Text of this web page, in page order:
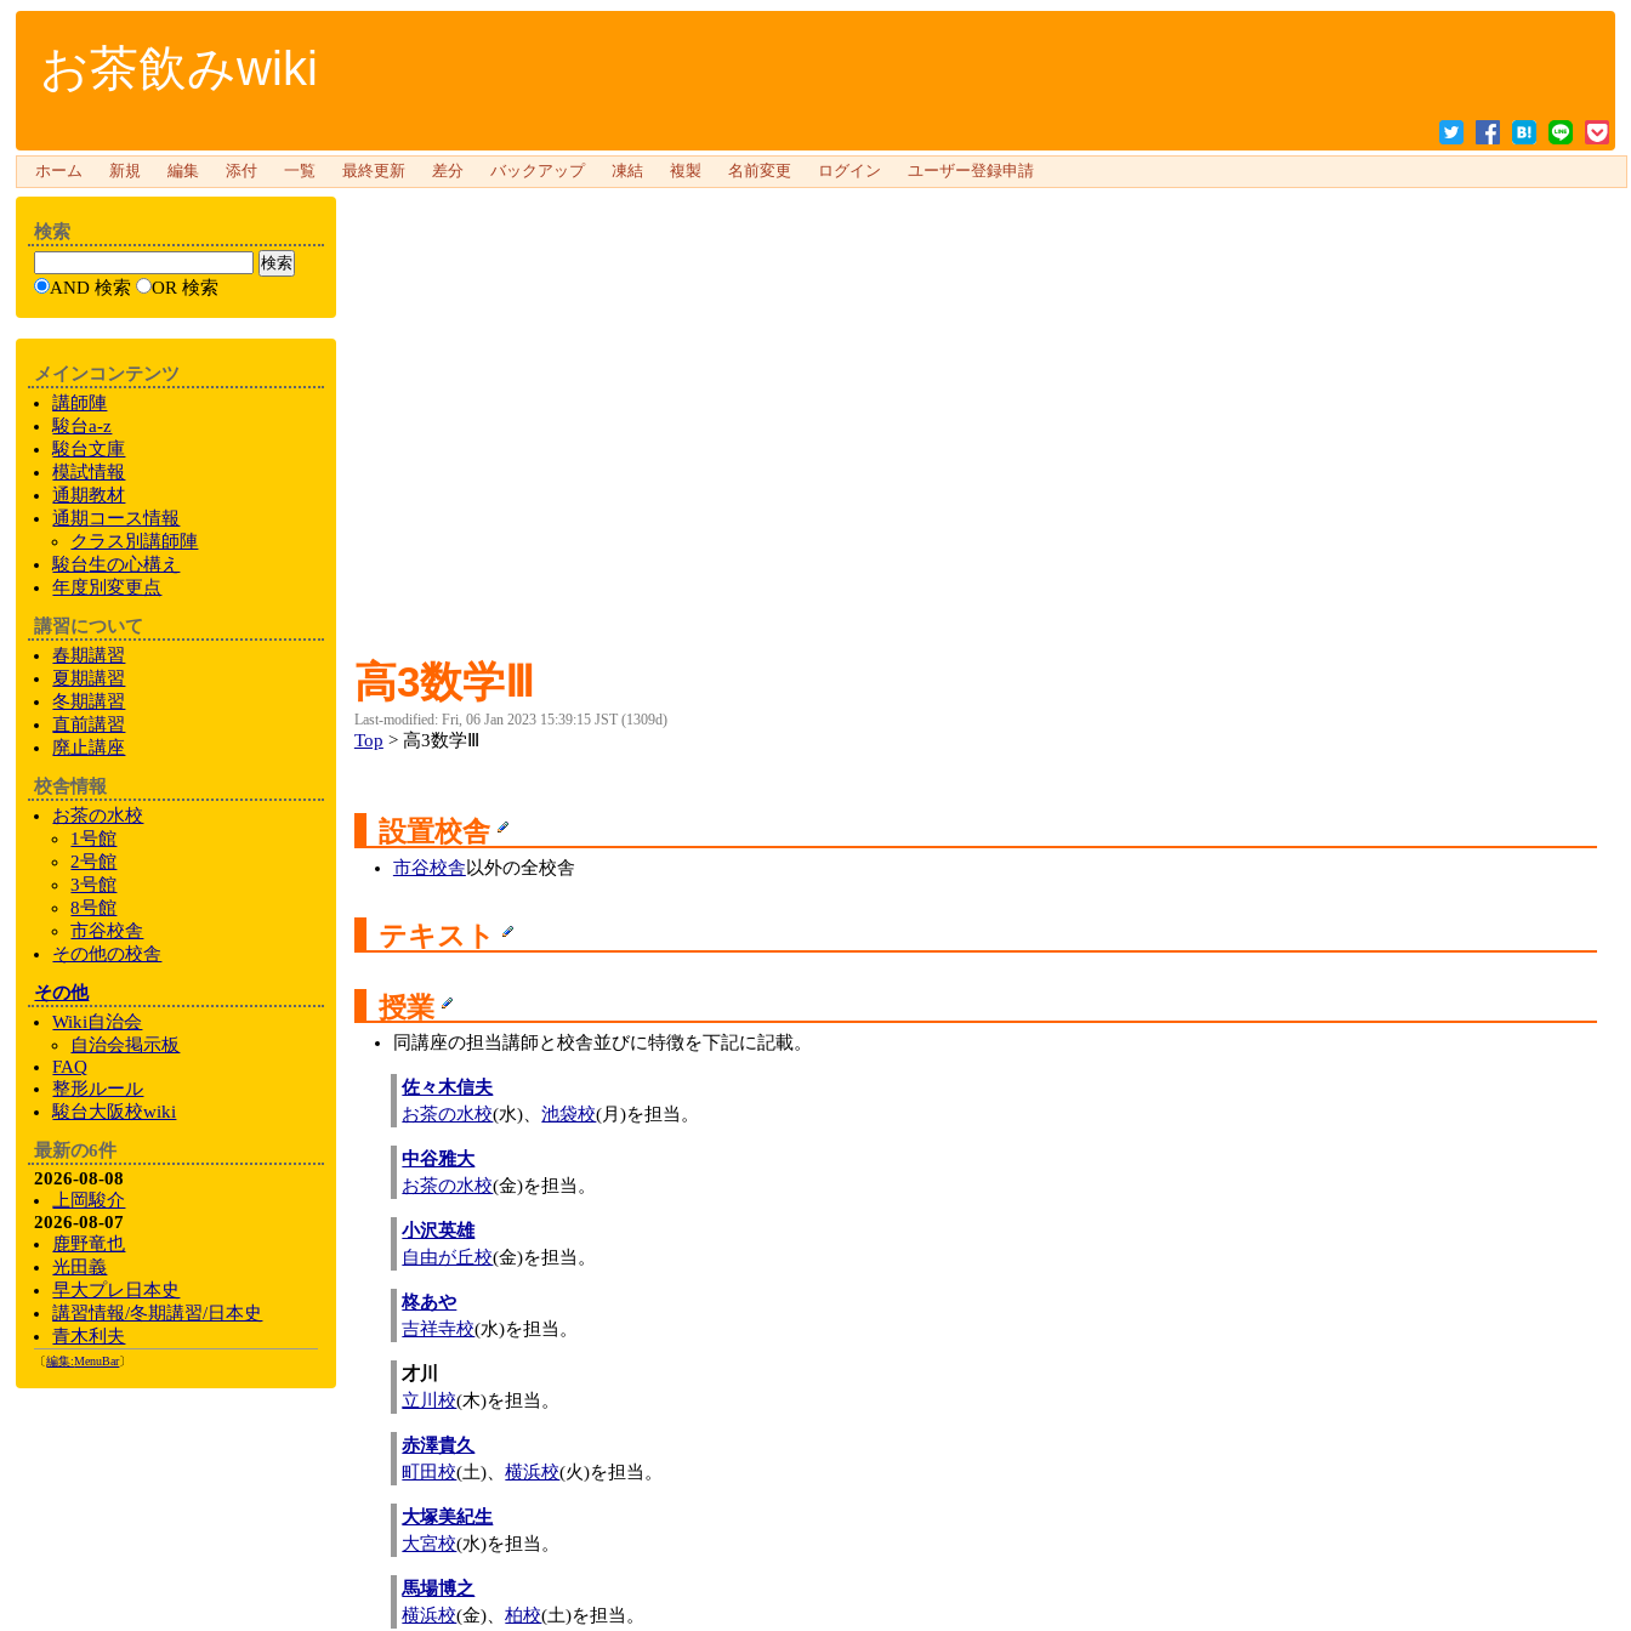
お茶飲みwiki
ホーム 新規 編集 添付 一覧 最終更新 差分 バックアップ 凍結 複製 名前変更 ログイン ユーザー登録申請
高3数学Ⅲ
Last-modified: Fri, 06 Jan 2023 15:39:15 JST (1309d)
Top > 高3数学Ⅲ
設置校舎
市谷校舎以外の全校舎
テキスト
授業
同講座の担当講師と校舎並びに特徴を下記に記載。
佐々木信夫
お茶の水校(水)、池袋校(月)を担当。
中谷雅大
お茶の水校(金)を担当。
小沢英雄
自由が丘校(金)を担当。
柊あや
吉祥寺校(水)を担当。
才川
立川校(木)を担当。
赤澤貴久
町田校(土)、横浜校(火)を担当。
大塚美紀生
大宮校(水)を担当。
馬場博之
横浜校(金)、柏校(土)を担当。
検索
AND 検索 OR 検索
メインコンテンツ
講師陣
駿台a-z
駿台文庫
模試情報
通期教材
通期 コース情報
クラス別講師陣
駿台生の心構え
年度別変更点
講習について
春期講習
夏期講習
冬期講習
直前講習
廃止講座
校舎情報
お茶の水校
1号館
2号館
3号館
8号館
市谷校舎
その他の校舎
その他
Wiki自治会
自治会掲示板
FAQ
整形ルール
駿台大阪校wiki
最新の6件
2026-08-08
上岡駿介
2026-08-07
鹿野竜也
光田義
早大プレ日本史
講習情報/冬期講習/日本史
青木利夫
〔編集:MenuBar〕